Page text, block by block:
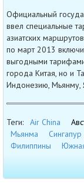
Официальный
ввел специальные
азиатских
по март 2013
выгодными
города Китая, но и
Индонезию,
Теги: Air China
Мьянма
Сингапур
Филиппины